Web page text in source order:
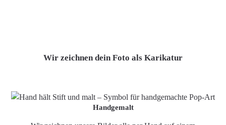
Wir zeichnen dein Foto als Karikatur
Handgemalt